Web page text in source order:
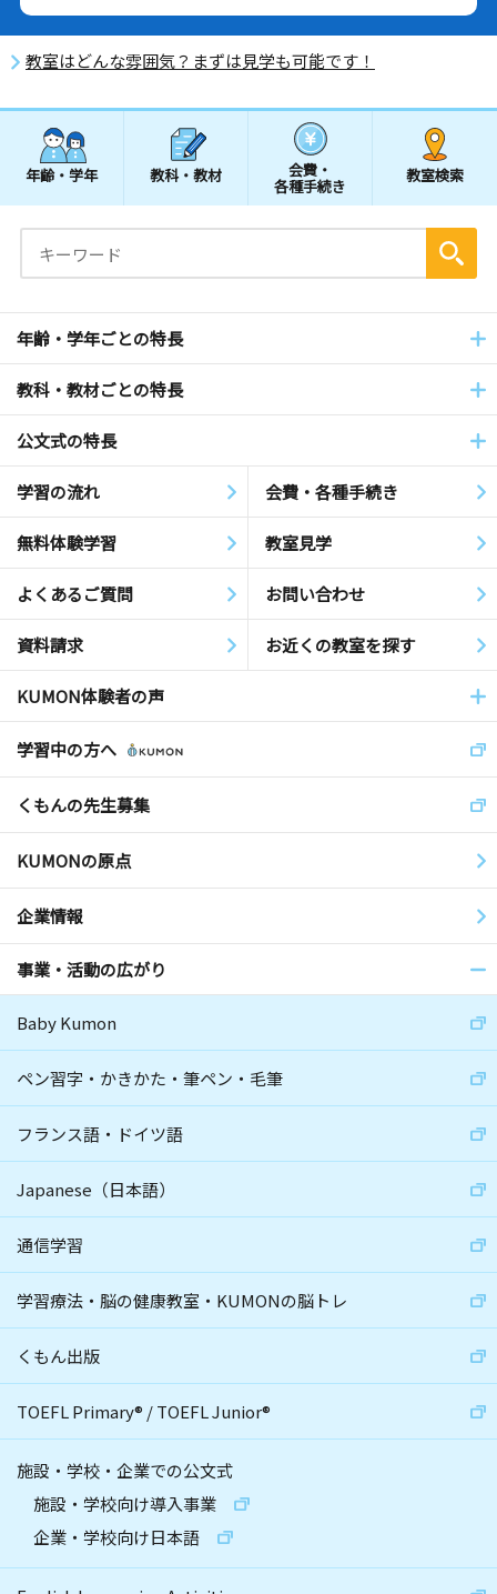
教室はどんな雰囲気？まずは見学も可能です！
年齢・学年 教科・教材 会費・
各種手続き
教室検索
年齢・学年ごとの特長
教科・教材ごとの特長
公文式の特長
学習の流れ 会費・各種手続き
無料体験学習 教室見学
よくあるご質問 お問い合わせ
資料請求 お近くの教室を探す
KUMON体験者の声
学習中の方へ
くもんの先生募集
KUMONの原点
企業情報
事業・活動の広がり
Baby Kumon
ペン習字・かきかた・筆ペン・毛筆
フランス語・ドイツ語
Japanese（日本語）
通信学習
学習療法・脳の健康教室・KUMONの脳トレ
くもん出版
TOEFL Primary® /TOEFL Junior®
施設・学校・企業での公文式
施設・学校向け導入事業
企業・学校向け日本語